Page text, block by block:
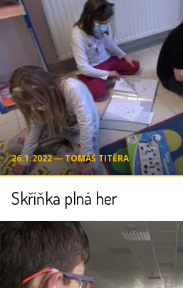
26.1.2022 ― TOMÁŠ TITĚRA
Skříňka plná her